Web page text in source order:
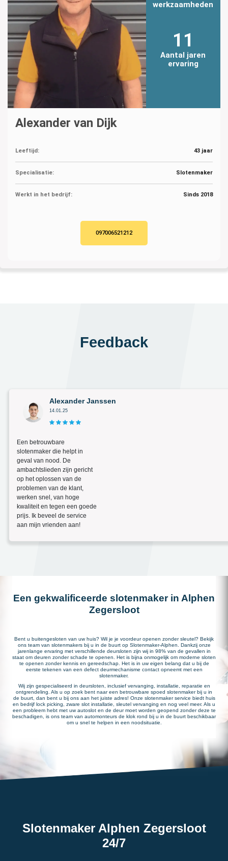
werkzaamheden
11
Aantal jaren
ervaring
Alexander van Dijk
Leeftijd: 43 jaar
Specialisatie: Slotenmaker
Werkt in het bedrijf: Sinds 2018
097006521212
Feedback
Alexander Janssen
14.01.25
Een betrouwbare
slotenmaker die helpt in
geval van nood. De
ambachtslieden zijn gericht
op het oplossen van de
problemen van de klant,
werken snel, van hoge
kwaliteit en tegen een goede
prijs. Ik beveel de service
aan mijn vrienden aan!
Een gekwalificeerde slotenmaker in Alphen
Zegersloot
Bent u buitengesloten van uw huis? Wil je je voordeur openen zonder sleutel? Bekijk
ons team van slotenmakers bij u in de buurt op Slotenmaker-Alphen. Dankzij onze
jarenlange ervaring met verschillende deursloten zijn wij in 98% van de gevallen in
staat om deuren zonder schade te openen. Het is bijna onmogelijk om moderne sloten
te openen zonder kennis en gereedschap. Het is in uw eigen belang dat u bij de
eerste tekenen van een defect deurmechanisme contact opneemt met een
slotenmaker.
Wij zijn gespecialiseerd in deursloten, inclusief vervanging, installatie, reparatie en
ontgrendeling. Als u op zoek bent naar een betrouwbare spoed slotenmaker bij u in
de buurt, dan bent u bij ons aan het juiste adres! Onze slotenmaker service biedt huis
en bedrijf lock picking, zware slot installatie, sleutel vervanging en nog veel meer. Als u
een probleem hebt met uw autoslot en de deur moet worden geopend zonder deze te
beschadigen, is ons team van automonteurs de klok rond bij u in de buurt beschikbaar
om u snel te helpen in een noodsituatie.
Slotenmaker Alphen Zegersloot
24/7